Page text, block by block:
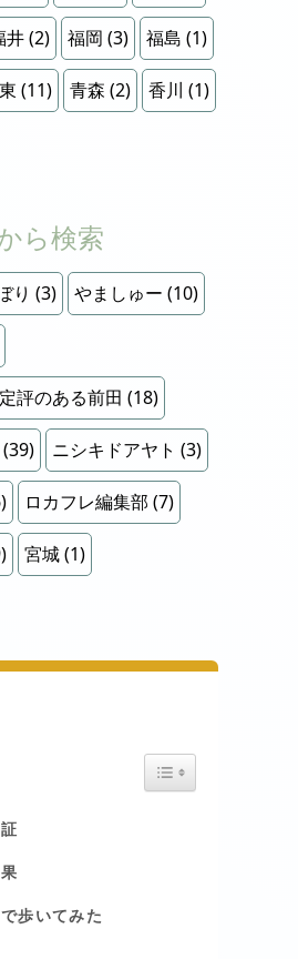
井(2) 福岡 (3) 福島 (1)
(11) 青森 (2) 香川 (1)
ら検索
り (3) やましゅー (10)
評のある前田 (18)
(39) ニシキドアヤト (3)
ロカフレ編集部 (7)
宮城(1)
Toggle Table of
歩いてみた